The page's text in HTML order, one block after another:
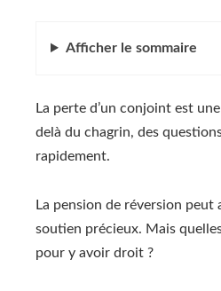
Afficher le sommaire
La perte d’un conjoint est
delà du chagrin, des
rapidement.
La pension de réversion peut
soutien précieux. Mais
pour y avoir droit ?